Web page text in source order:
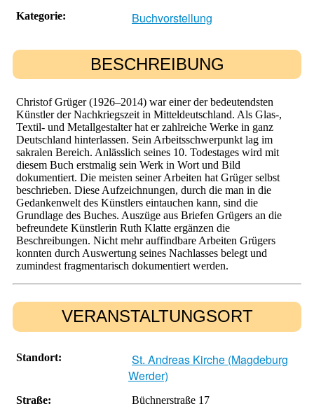
Kategorie:
Buchvorstellung
BESCHREIBUNG
Christof Grüger (1926–2014) war einer der bedeutendsten
Künstler der Nachkriegszeit in Mitteldeutschland. Als Glas-,
Textil- und Metallgestalter hat er zahlreiche Werke in ganz
Deutschland hinterlassen. Sein Arbeitsschwerpunkt lag im
sakralen Bereich. Anlässlich seines 10. Todestages wird mit
diesem Buch erstmalig sein Werk in Wort und Bild
dokumentiert. Die meisten seiner Arbeiten hat Grüger selbst
beschrieben. Diese Aufzeichnungen, durch die man in die
Gedankenwelt des Künstlers eintauchen kann, sind die
Grundlage des Buches. Auszüge aus Briefen Grügers an die
befreundete Künstlerin Ruth Klatte ergänzen die
Beschreibungen. Nicht mehr auffindbare Arbeiten Grügers
konnten durch Auswertung seines Nachlasses belegt und
zumindest fragmentarisch dokumentiert werden.
VERANSTALTUNGSORT
Standort:
St. Andreas Kirche (Magdeburg
Werder)
Straße:
Büchnerstraße 17